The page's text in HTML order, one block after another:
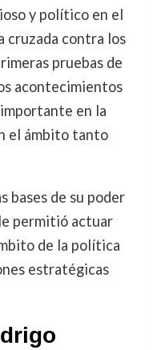
y político en el
cruzada contra los
pruebas de
acontecimientos
en la
el ámbito tanto
bases de su poder
permitió actuar
de la política
estratégicas